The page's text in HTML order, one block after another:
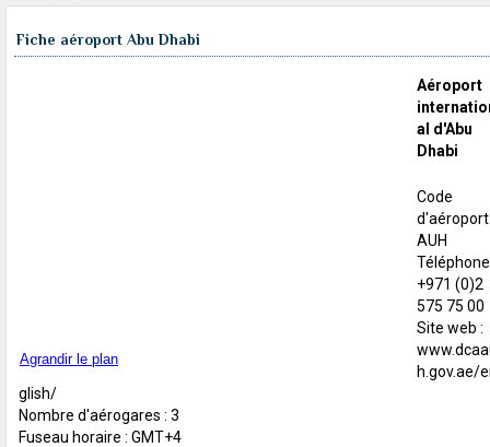
Fiche aéroport Abu Dhabi
Agrandir le plan
Aéroport
al d'Abu
Dhabi
Code
d'aéroport
AUH
+971 (0)2
575 75 00
Site web :
h.gov.ae/
glish/
Nombre d'aérogares : 3
Fuseau horaire : GMT+4